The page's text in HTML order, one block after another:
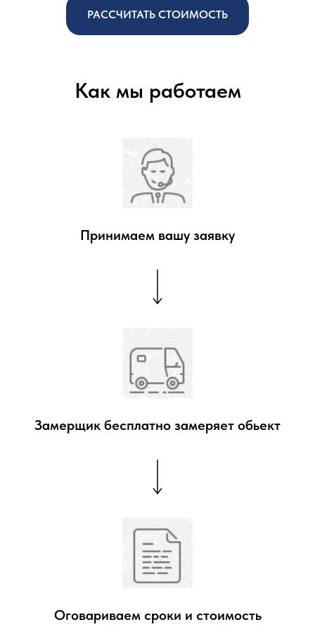
РАССЧИТАТЬ СТОИМОСТЬ
Как мы работаем
Принимаем вашу заявку
Замерщик бесплатно замеряет обьект
Оговариваем сроки и стоимость